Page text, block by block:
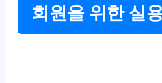
회원을 위한 실